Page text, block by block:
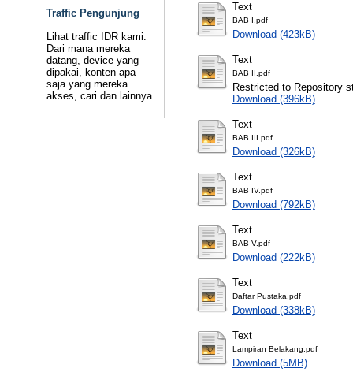
Traffic Pengunjung
Lihat traffic IDR kami.
Dari mana mereka
datang, device yang
dipakai, konten apa
saja yang mereka
akses, cari dan lainnya
Text
BAB I.pdf
Download (423kB)
Text
BAB II.pdf
Restricted to Repository
Download (396kB)
Text
BAB III.pdf
Download (326kB)
Text
BAB IV.pdf
Download (792kB)
Text
BAB V.pdf
Download (222kB)
Text
Daftar Pustaka.pdf
Download (338kB)
Text
Lampiran Belakang.pdf
Download (5MB)